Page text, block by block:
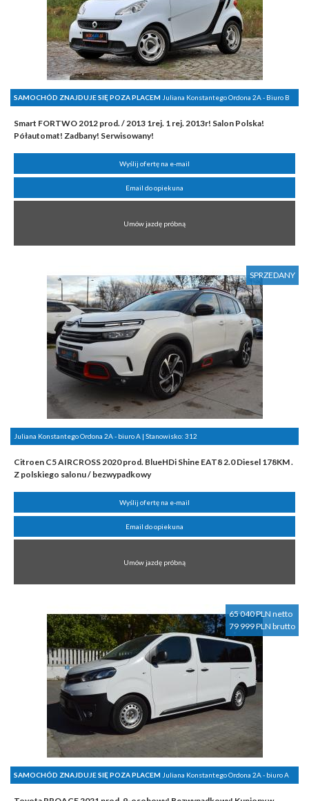
SAMOCHÓD ZNAJDUJE SIĘ POZA PLACEM Juliana Konstantego Ordona 2A - Biuro B
Smart FORTWO 2012 prod. / 2013 1rej. 1 rej. 2013r! Salon Polska!
Półautomat! Zadbany! Serwisowany!
Wyślij ofertę na e-mail
Email do opiekuna
Umów jazdę próbną
SPRZEDANY
Juliana Konstantego Ordona 2A - biuro A | Stanowisko: 312
Citroen C5 AIRCROSS 2020 prod. BlueHDi Shine EAT8 2.0 Diesel 178KM .
Z polskiego salonu / bezwypadkowy
Wyślij ofertę na e-mail
Email do opiekuna
Umów jazdę próbną
65 040 PLN netto
79 999 PLN brutto
SAMOCHÓD ZNAJDUJE SIĘ POZA PLACEM Juliana Konstantego Ordona 2A - biuro A